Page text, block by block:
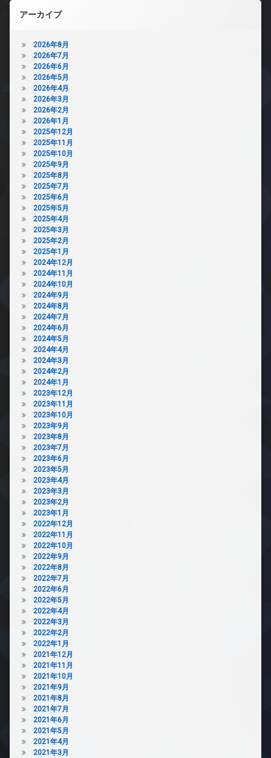
アーカイブ
2026年8月
2026年7月
2026年6月
2026年5月
2026年4月
2026年3月
2026年2月
2026年1月
2025年12月
2025年11月
2025年10月
2025年9月
2025年8月
2025年7月
2025年6月
2025年5月
2025年4月
2025年3月
2025年2月
2025年1月
2024年12月
2024年11月
2024年10月
2024年9月
2024年8月
2024年7月
2024年6月
2024年5月
2024年4月
2024年3月
2024年2月
2024年1月
2023年12月
2023年11月
2023年10月
2023年9月
2023年8月
2023年7月
2023年6月
2023年5月
2023年4月
2023年3月
2023年2月
2023年1月
2022年12月
2022年11月
2022年10月
2022年9月
2022年8月
2022年7月
2022年6月
2022年5月
2022年4月
2022年3月
2022年2月
2022年1月
2021年12月
2021年11月
2021年10月
2021年9月
2021年8月
2021年7月
2021年6月
2021年5月
2021年4月
2021年3月